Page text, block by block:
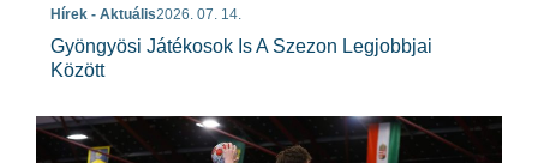
Hírek - Aktuális2026. 07. 14.
Gyöngyösi Játékosok Is A Szezon Legjobbjai
Között